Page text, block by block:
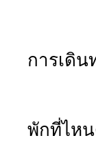
การเดิน
พักที่ไห